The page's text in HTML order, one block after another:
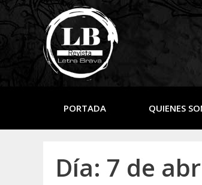
PORTADA QUIENES
Día: 7 de